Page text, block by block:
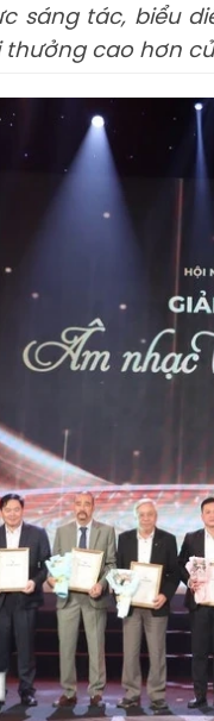
sáng tác, biểu
cao hơn